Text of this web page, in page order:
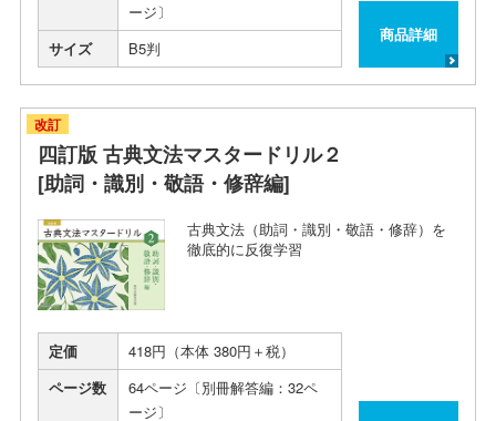
ージ〕
サイズ
B5判
商品詳細
改訂
四訂版 古典文法マスタードリル２
[助詞・識別・敬語・修辞編]
古典文法（助詞・識別・敬語・修辞）を
徹底的に反復学習
定価
418円（本体 380円＋税）
ページ数
64ページ〔別冊解答編：32ペ
ージ〕